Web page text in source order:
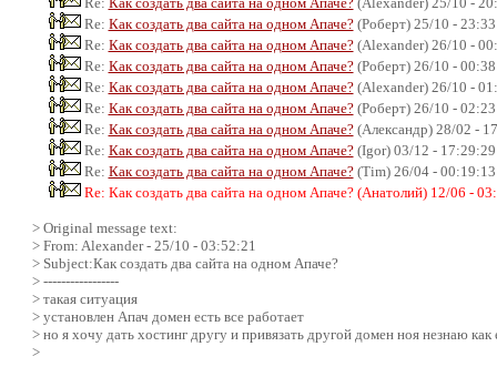
Re: Как создать два сайта на одном Апаче?(Роберт) 25/10 -
Re: Как создать два сайта на одном Апаче?(Alexander) 26/10 -
Re: Как создать два сайта на одном Апаче?(Роберт) 26/10 -
Re: Как создать два сайта на одном Апаче?(Alexander) 26/10 -
Re: Как создать два сайта на одном Апаче?(Роберт) 26/10 -
Re: Как создать два сайта на одном Апаче?(Александр) 28/02 -
Re: Как создать два сайта на одном Апаче?(Igor) 03/12 - 17:29:29
Re: Как создать два сайта на одном Апаче?(Tim) 26/04 - 00:19:13
Re: Как создать два сайта на одном Апаче? (Анатолий) 12/06 -
> Original message text:
> From: Alexander - 25/10 - 03:52:21
> Subject:Как создать два сайта на одном Апаче?
> -----------------
> такая ситуация
> установлен Апач домен есть все работает
> но я хочу дать хостинг другу и привязать другой домен ноя незнаю как
>